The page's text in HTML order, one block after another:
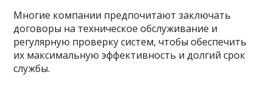
Многие компании предпочитают заключать
договоры на техническое обслуживание и
регулярную проверку систем, чтобы обеспечить
их максимальную эффективность и долгий срок
службы.